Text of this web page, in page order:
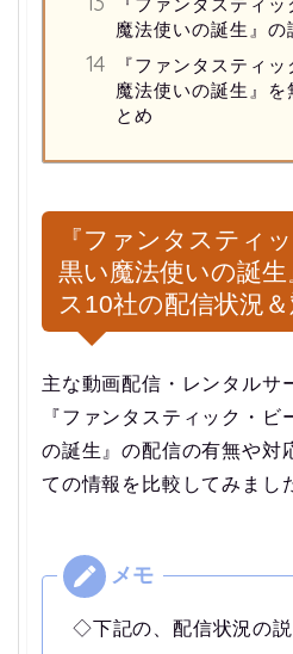
魔法使いの誕生』の
『ファンタスティ
魔法使いの誕生』を
とめ
『ファンタスティ
黒い魔法使いの誕
ス10社の配信状況
主な動画配信・レンタルサ
『ファンタスティック・
の誕生』の配信の有無や対
ての情報を比較してみまし
◇下記の、配信状況の説